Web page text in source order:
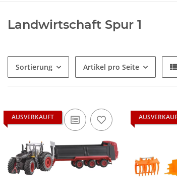
Landwirtschaft Spur 1
Sortierung Artikel pro Seite
AUSVERKAUFT